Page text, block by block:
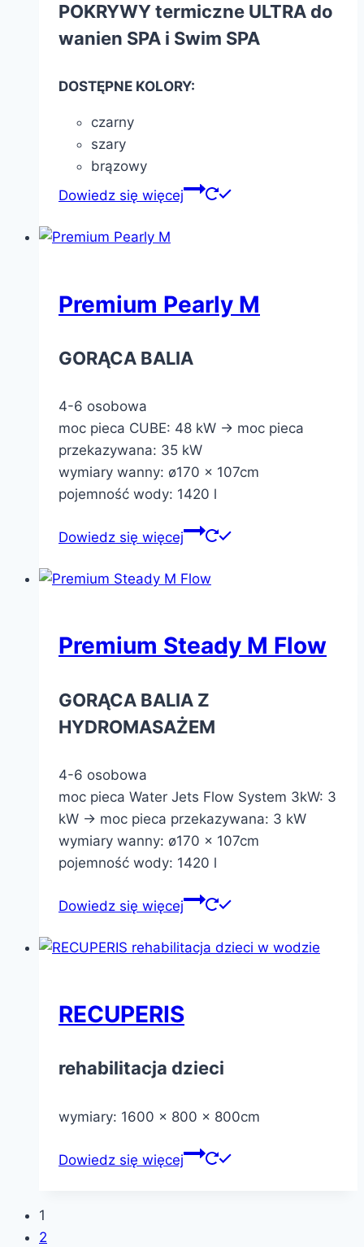
POKRYWY termiczne ULTRA do
wanien SPA i Swim SPA
DOSTĘPNE KOLORY:
czarny
szary
brązowy
Dowiedz się więcej
Premium Pearly M
GORĄCA BALIA
4-6 osobowa
moc pieca CUBE: 48 kW -> moc pieca
przekazywana: 35 kW
wymiary wanny: ø170 x 107cm
pojemność wody: 1420 l
Dowiedz się więcej
Premium Steady M Flow
GORĄCA BALIA Z
HYDROMASAŻEM
4-6 osobowa
moc pieca Water Jets Flow System 3kW: 3
kW -> moc pieca przekazywana: 3 kW
wymiary wanny: ø170 x 107cm
pojemność wody: 1420 l
Dowiedz się więcej
RECUPERIS
rehabilitacja dzieci
wymiary: 1600 x 800 x 800cm
Dowiedz się więcej
1
2